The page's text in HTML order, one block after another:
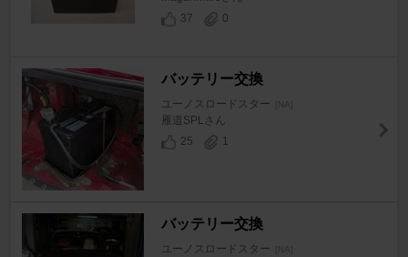
37
0
バッテリー交換
ユーノスロードスター [NA]
雁道SPLさん
25
1
バッテリー交換
ユーノスロードスター [NA]